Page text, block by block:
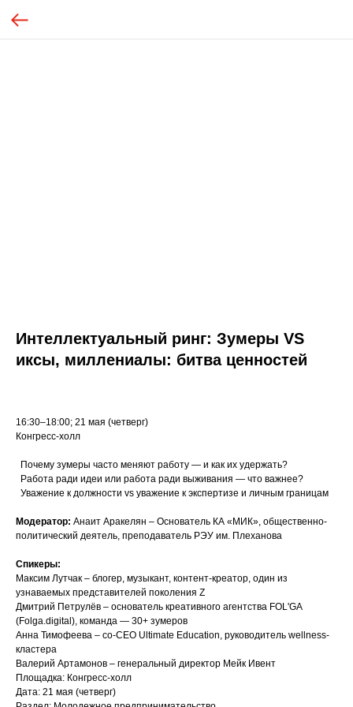
Интеллектуальный ринг: Зумеры VS
иксы, миллениалы: битва ценностей
16:30–18:00; 21 мая (четверг)
Конгресс-холл
Почему зумеры часто меняют работу — и как их удержать?
Работа ради идеи или работа ради выживания — что важнее?
Уважение к должности vs уважение к экспертизе и личным границам
Модератор: Анаит Аракелян – Основатель КА «МИК», общественно-
политический деятель, преподаватель РЭУ им. Плеханова
Спикеры:
Максим Лутчак – блогер, музыкант, контент-креатор, один из
узнаваемых представителей поколения Z
Дмитрий Петрулёв – основатель креативного агентства FOL'GA
(Folga.digital), команда — 30+ зумеров
Анна Тимофеева – co-CEO Ultimate Education, руководитель wellness-
кластера
Валерий Артамонов – генеральный директор Мейк Ивент
Площадка: Конгресс-холл
Дата: 21 мая (четверг)